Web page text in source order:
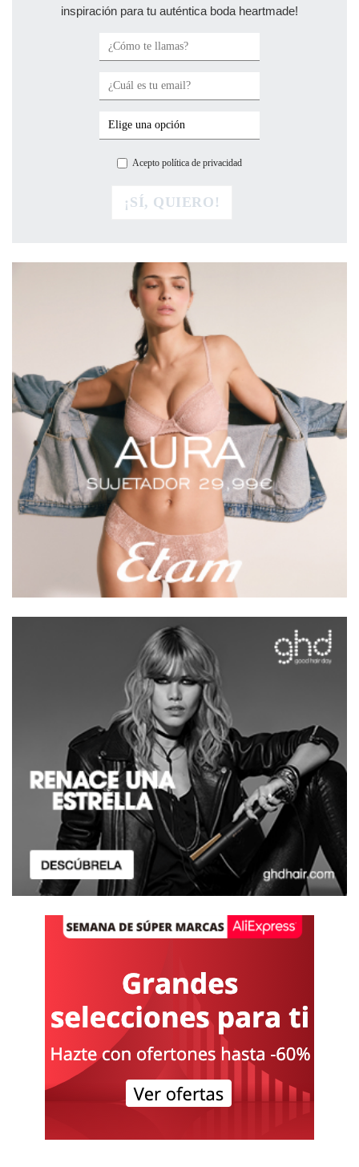
inspiración para tu auténtica boda heartmade!
Acepto política de privacidad